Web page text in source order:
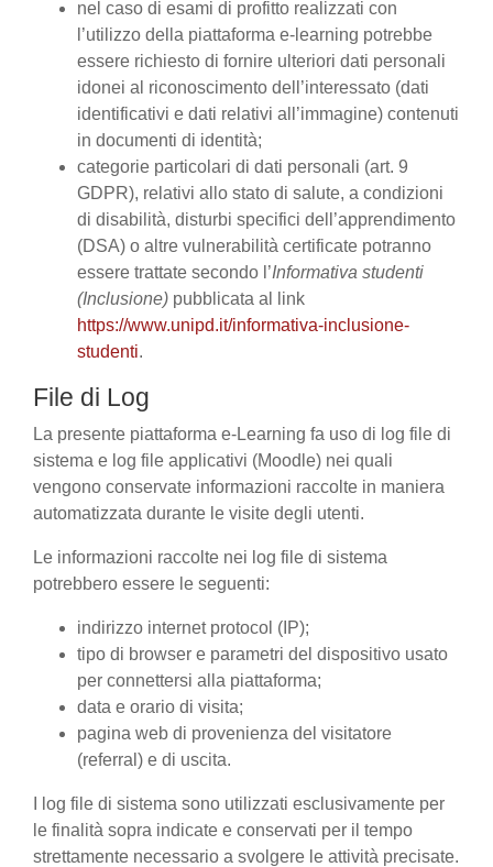
nel caso di esami di profitto realizzati con
l’utilizzo della piattaforma e-learning potrebbe
essere richiesto di fornire ulteriori dati personali
idonei al riconoscimento dell’interessato (dati
identificativi e dati relativi all’immagine) contenuti
in documenti di identità;
categorie particolari di dati personali (art. 9
GDPR), relativi allo stato di salute, a condizioni
di disabilità, disturbi specifici dell’apprendimento
(DSA) o altre vulnerabilità certificate potranno
essere trattate secondo l’Informativa studenti
(Inclusione) pubblicata al link
https://www.unipd.it/informativa-inclusione-
studenti.
File di Log
La presente piattaforma e-Learning fa uso di log file di
sistema e log file applicativi (Moodle) nei quali
vengono conservate informazioni raccolte in maniera
automatizzata durante le visite degli utenti.
Le informazioni raccolte nei log file di sistema
potrebbero essere le seguenti:
indirizzo internet protocol (IP);
tipo di browser e parametri del dispositivo usato
per connettersi alla piattaforma;
data e orario di visita;
pagina web di provenienza del visitatore
(referral) e di uscita.
I log file di sistema sono utilizzati esclusivamente per
le finalità sopra indicate e conservati per il tempo
strettamente necessario a svolgere le attività precisate.